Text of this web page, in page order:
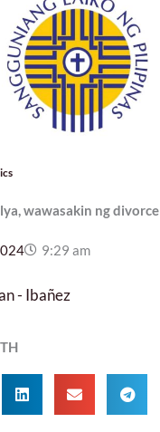
wawasakin ng divorce
9:29 am
- Ibañez